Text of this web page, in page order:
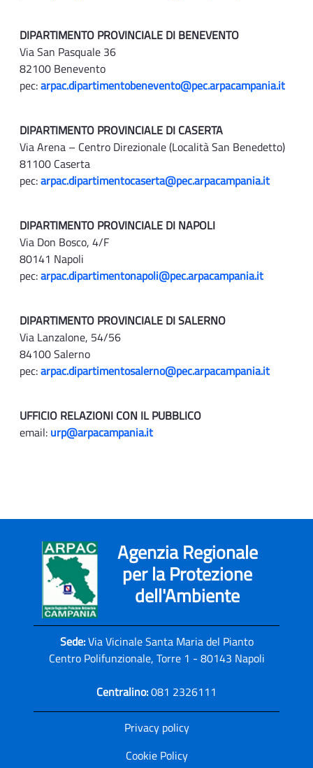
DIPARTIMENTO PROVINCIALE DI BENEVENTO
Via San Pasquale 36
82100 Benevento
pec:arpac.dipartimentobenevento@pec.arpacampania.it
DIPARTIMENTO PROVINCIALE DI CASERTA
Via Arena – Centro Direzionale (Località San Benedetto)
81100 Caserta
pec:arpac.dipartimentocaserta@pec.arpacampania.it
DIPARTIMENTO PROVINCIALE DI NAPOLI
Via Don Bosco, 4/F
80141 Napoli
pec:arpac.dipartimentonapoli@pec.arpacampania.it
DIPARTIMENTO PROVINCIALE DI SALERNO
Via Lanzalone, 54/56
84100 Salerno
pec:arpac.dipartimentosalerno@pec.arpacampania.it
UFFICIO RELAZIONI CON IL PUBBLICO
email: urp@arpacampania.it
Agenzia Regionale
per la Protezione
dell'Ambiente
Sede:Via Vicinale Santa Maria del Pianto
Centro Polifunzionale, Torre 1 - 80143 Napoli
Centralino:081 2326111
Privacy policy
Cookie Policy